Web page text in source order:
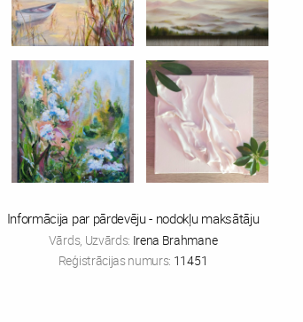
Informācija par pārdevēju - nodokļu maksātāju
Vārds, Uzvārds: Irena Brahmane
Reģistrācijas numurs: 11451